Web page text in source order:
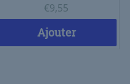
€9,55
Ajouter